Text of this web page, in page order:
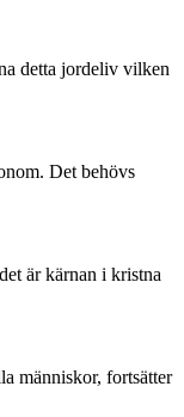
detta jordeliv vilken
Det behövs
är kärnan i kristna
människor, fortsätter